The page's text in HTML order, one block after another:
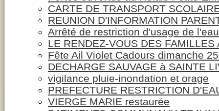
CARTE DE TRANSPORT
REUNION D'INFORMATION
Arrêté de restriction d'usage de l'eau
LE RENDEZ-VOUS DES
Fête Ail Violet Cadours dimanche
DECHARGE SAUVAGE à SAINTE
vigilance pluie-inondation et orage
PREFECTURE RESTRICTION
VIERGE MARIE restaurée